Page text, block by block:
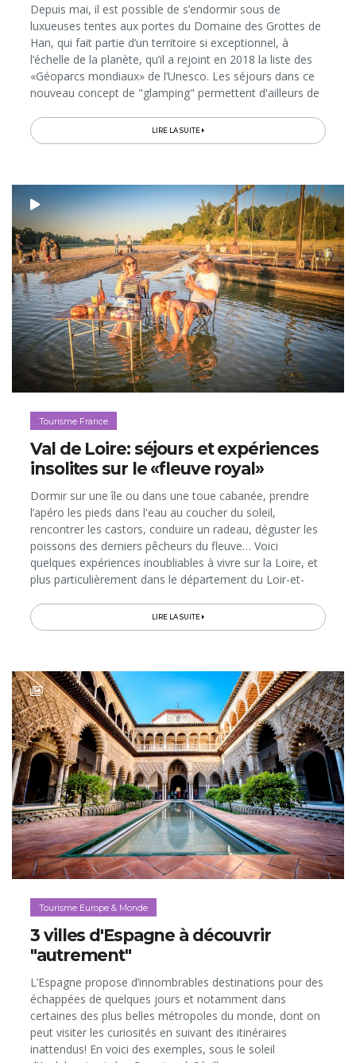
Depuis mai, il est possible de s’endormir sous de
luxueuses tentes aux portes du Domaine des Grottes de
Han, qui fait partie d’un territoire si exceptionnel, à
l’échelle de la planète, qu’il a rejoint en 2018 la liste des
«Géoparcs mondiaux» de l’Unesco. Les séjours dans ce
nouveau concept de "glamping" permettent d'ailleurs de
ateliers...
LIRE LA SUITE
Tourisme France
Val de Loire: séjours et expériences
insolites sur le «fleuve royal»
Dormir sur une île ou dans une toue cabanée, prendre
l’apéro les pieds dans l'eau au coucher du soleil,
rencontrer les castors, conduire un radeau, déguster les
poissons des derniers pêcheurs du fleuve… Voici
quelques expériences inoubliables à vivre sur la Loire, et
plus particulièrement dans le département du Loir-et-
LIRE LA SUITE
Tourisme Europe & Monde
3 villes d'Espagne à découvrir
"autrement"
L’Espagne propose d’innombrables destinations pour des
échappées de quelques jours et notamment dans
certaines des plus belles métropoles du monde, dont on
peut visiter les curiosités en suivant des itinéraires
inattendus! En voici des exemples, sous le soleil